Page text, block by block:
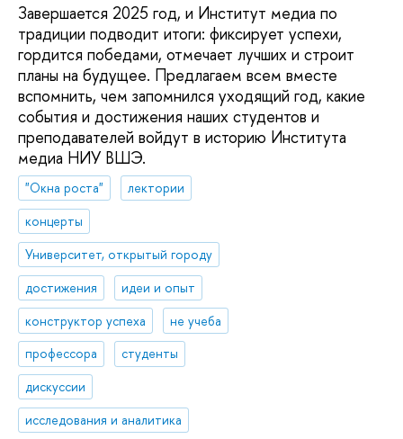
Завершается 2025 год, и Институт медиа по
традиции подводит итоги: фиксирует успехи,
гордится победами, отмечает лучших и строит
планы на будущее. Предлагаем всем вместе
вспомнить, чем запомнился уходящий год, какие
события и достижения наших студентов и
преподавателей войдут в историю Института
медиа НИУ ВШЭ.
"Окна роста"
лектории
концерты
Университет, открытый городу
достижения
идеи и опыт
конструктор успеха
не учеба
профессора
студенты
дискуссии
исследования и аналитика